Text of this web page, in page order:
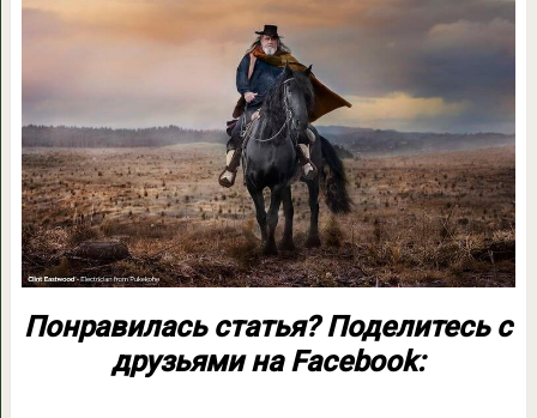
Понравилась статья? Поделитесь с
друзьями на Facebook: